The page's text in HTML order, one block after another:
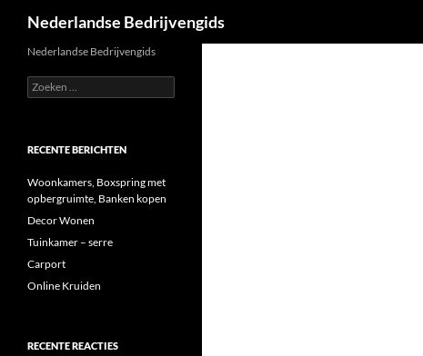
Nederlandse Bedrijvengids
Nederlandse Bedrijvengids
Zoeken
naar:
RECENTE BERICHTEN
Woonkamers, Boxspring met
opbergruimte, Banken kopen
Decor Wonen
Tuinkamer – serre
Carport
Online Kruiden
RECENTE REACTIES